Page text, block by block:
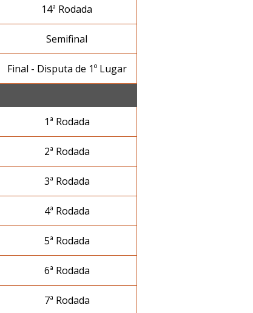
14ª Rodada
Semifinal
Final - Disputa de 1º Lugar
1ª Rodada
2ª Rodada
3ª Rodada
4ª Rodada
5ª Rodada
6ª Rodada
7ª Rodada